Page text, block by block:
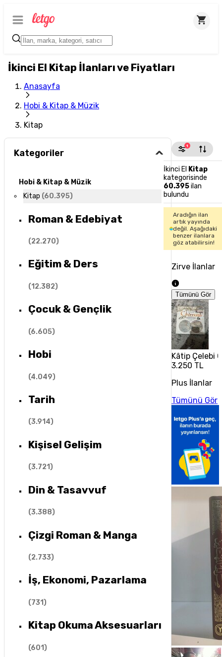
İkinci El Kitap İlanları ve Fiyatları
Anasayfa
Hobi & Kitap & Müzik
Kitap
Kategoriler
Hobi & Kitap & Müzik
Kitap (60.395)
Roman & Edebiyat
(22.270)
Eğitim & Ders
(12.382)
Çocuk & Gençlik
(6.605)
Hobi
(4.049)
Tarih
(3.914)
Kişisel Gelişim
(3.721)
Din & Tasavvuf
(3.388)
Çizgi Roman & Manga
(2.733)
İş, Ekonomi, Pazarlama
(731)
Kitap Okuma Aksesuarları
(601)
1
İkinci El Kitap
kategorisinde
60.395ilan
bulundu
Aradığın ilan
artık yayında
değil. Aşağıdaki
benzer ilanlara
göz atabilirsin!
Zirve İlanlar
Tümünü Gör
Kâtip Çelebi
3.250 TL
Plus İlanlar
Tümünü Gör